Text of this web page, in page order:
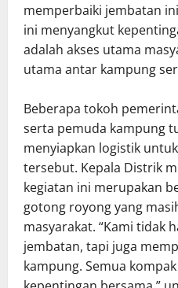
memperbaiki jembatan
ini menyangkut
adalah akses utama
utama antar kampung
Beberapa tokoh
serta pemuda kampung
menyiapkan logistik
tersebut. Kepala Distrik
kegiatan ini merupakan
gotong royong yang
masyarakat. “Kami tidak
jembatan, tapi juga
kampung. Semua